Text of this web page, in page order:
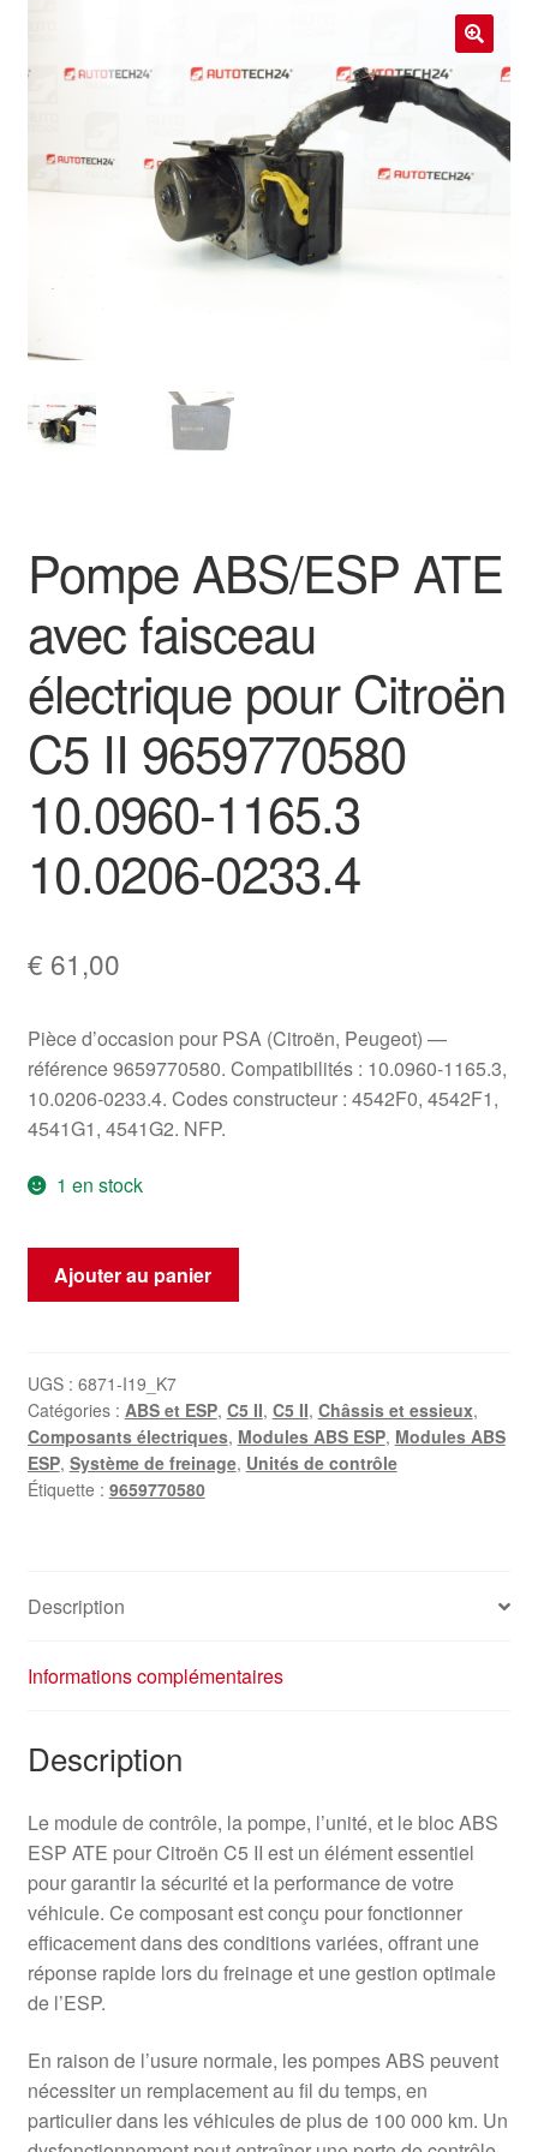
Mon compte
Procédure de Réclamation
Pompe ABS/ESP ATE
avec faisceau
électrique pour Citroën
C5 II 9659770580
10.0960-1165.3
10.0206-0233.4
€ 61,00
Pièce d’occasion pour PSA (Citroën, Peugeot) —
référence 9659770580. Compatibilités : 10.0960-1165.3,
10.0206-0233.4. Codes constructeur : 4542F0, 4542F1,
4541G1, 4541G2. NFP.
1 en stock
quantité
ATE
avec
faisceau
électrique
pour
9659770580
1165.3
0233.4
Ajouter au panier
UGS : 6871-I19_K7
Catégories : ABS et ESP, C5 II, C5 II, Châssis et essieux,
Composants électriques, Modules ABS ESP, Modules ABS
ESP, Système de freinage, Unités de contrôle
Étiquette : 9659770580
Description
Informations complémentaires
Description
Le module de contrôle, la pompe, l’unité, et le bloc ABS
ESP ATE pour Citroën C5 II est un élément essentiel
pour garantir la sécurité et la performance de votre
véhicule. Ce composant est conçu pour fonctionner
efficacement dans des conditions variées, offrant une
réponse rapide lors du freinage et une gestion optimale
de l’ESP.
En raison de l’usure normale, les pompes ABS peuvent
nécessiter un remplacement au fil du temps, en
particulier dans les véhicules de plus de 100 000 km. Un